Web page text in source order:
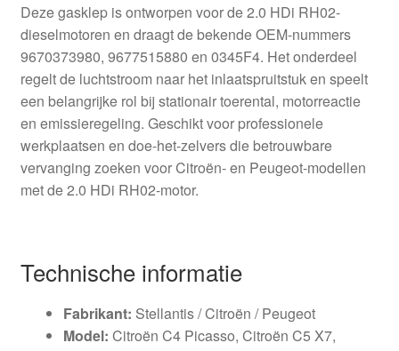
Deze gasklep is ontworpen voor de 2.0 HDi RH02-
dieselmotoren en draagt de bekende OEM-nummers
9670373980, 9677515880 en 0345F4. Het onderdeel
regelt de luchtstroom naar het inlaatspruitstuk en speelt
een belangrijke rol bij stationair toerental, motorreactie
en emissieregeling. Geschikt voor professionele
werkplaatsen en doe-het-zelvers die betrouwbare
vervanging zoeken voor Citroën- en Peugeot-modellen
met de 2.0 HDi RH02-motor.
Technische informatie
Fabrikant: Stellantis / Citroën / Peugeot
Model: Citroën C4 Picasso, Citroën C5 X7,